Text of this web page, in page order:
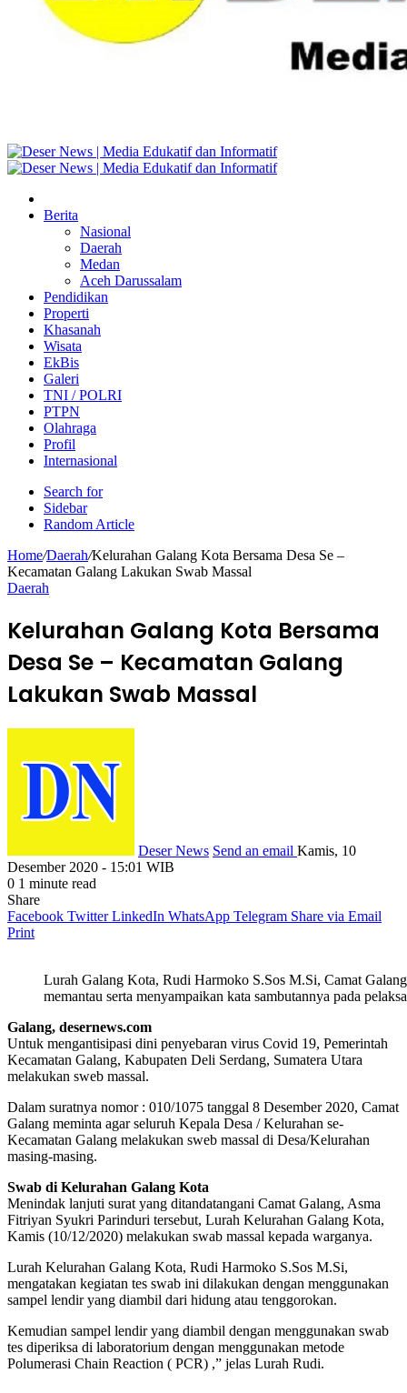
Berita
Nasional
Daerah
Medan
Aceh Darussalam
Pendidikan
Properti
Khasanah
Wisata
EkBis
Galeri
TNI / POLRI
PTPN
Olahraga
Profil
Internasional
Search for
Sidebar
Random Article
Home/Daerah/Kelurahan Galang Kota Bersama Desa Se –
Kecamatan Galang Lakukan Swab Massal
Daerah
Kelurahan Galang Kota Bersama
Desa Se – Kecamatan Galang
Lakukan Swab Massal
Deser News Send an email Kamis, 10
Desember 2020 - 15:01 WIB
0 1 minute read
Share
Facebook Twitter LinkedIn WhatsApp Telegram Share via Email
Print
Lurah Galang Kota, Rudi Harmoko S.Sos M.Si, Camat
memantau serta menyampaikan kata sambutannya pada
Galang, desernews.com
Untuk mengantisipasi dini penyebaran virus Covid 19, Pemerintah
Kecamatan Galang, Kabupaten Deli Serdang, Sumatera Utara
melakukan sweb massal.
Dalam suratnya nomor : 010/1075 tanggal 8 Desember 2020, Camat
Galang meminta agar seluruh Kepala Desa / Kelurahan se-
Kecamatan Galang melakukan sweb massal di Desa/Kelurahan
masing-masing.
Swab di Kelurahan Galang Kota
Menindak lanjuti surat yang ditandatangani Camat Galang, Asma
Fitriyan Syukri Parinduri tersebut, Lurah Kelurahan Galang Kota,
Kamis (10/12/2020) melakukan swab massal kepada warganya.
Lurah Kelurahan Galang Kota, Rudi Harmoko S.Sos M.Si,
mengatakan kegiatan tes swab ini dilakukan dengan menggunakan
sampel lendir yang diambil dari hidung atau tenggorokan.
Kemudian sampel lendir yang diambil dengan menggunakan swab
tes diperiksa di laboratorium dengan menggunakan metode
Polumerasi Chain Reaction ( PCR) ,” jelas Lurah Rudi.